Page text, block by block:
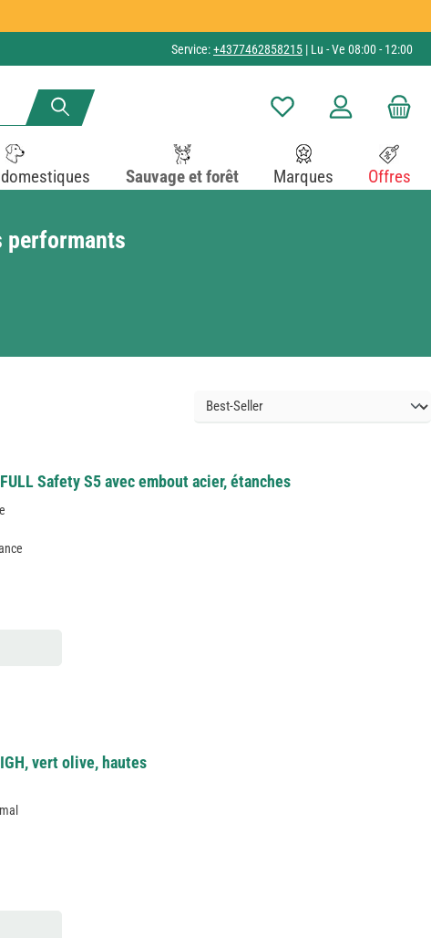
Service:+4377462858215 | Lu - Ve 08:00 - 12:00
Vous avez 0 articles dans
Sauvage et forêt Marques Offres
performants
Safety S5 avec embout acier, étanches
vert olive, hautes